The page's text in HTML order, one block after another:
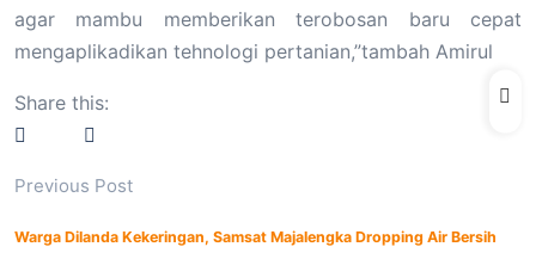
agar mambu memberikan terobosan baru cepat
mengaplikadikan tehnologi pertanian,”tambah Amirul
Share this:
Previous Post
Warga Dilanda Kekeringan, Samsat Majalengka Dropping Air Bersih